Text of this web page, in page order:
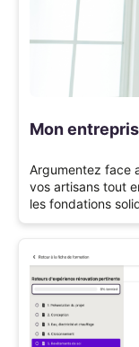
Mon
Argumentez face
vos artisans tout
les fondations